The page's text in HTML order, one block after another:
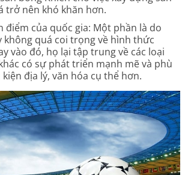
trở nên khó khăn hơn.
điểm của quốc gia: Một phần là do
không quá coi trọng về hình thức
vào đó, họ lại tập trung về các loại
có sự phát triển mạnh mẽ và phù
địa lý, văn hóa cụ thể hơn.